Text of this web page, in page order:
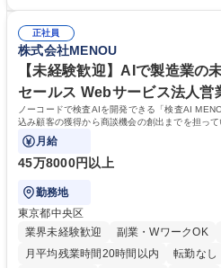
正社員
株式会社MENOU
【未経験歓迎】AIで製造業の
セールス Webサービス法人営
ノーコードで検査AIを開発できる「検査AI
込み顧客の獲得から商談機会の創出までを担っ
ルドセールスをつなぐ役割として、
月給
45万8000円以上
勤務地
東京都中央区
業界未経験歓迎
副業・WワークOK
月平均残業時間20時間以内
転勤なし